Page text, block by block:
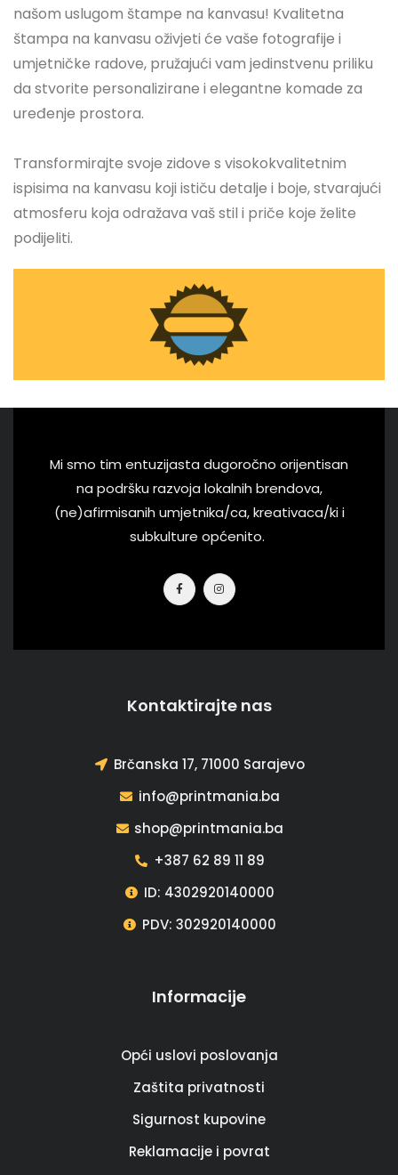
našom uslugom štampe na kanvasu! Kvalitetna
štampa na kanvasu oživjeti će vaše fotografije i
umjetničke radove, pružajući vam jedinstvenu priliku
da stvorite personalizirane i elegantne komade za
uređenje prostora.
Transformirajte svoje zidove s visokokvalitetnim
ispisima na kanvasu koji ističu detalje i boje, stvarajući
atmosferu koja odražava vaš stil i priče koje želite
podijeliti.
Mi smo tim entuzijasta dugoročno orijentisan
na podršku razvoja lokalnih brendova,
(ne)afirmisanih umjetnika/ca, kreativaca/ki i
subkulture općenito.
Kontaktirajte nas
Brčanska 17, 71000 Sarajevo
info@printmania.ba
shop@printmania.ba
+387 62 89 11 89
ID: 4302920140000
PDV: 302920140000
Informacije
Opći uslovi poslovanja
Zaštita privatnosti
Sigurnost kupovine
Reklamacije i povrat